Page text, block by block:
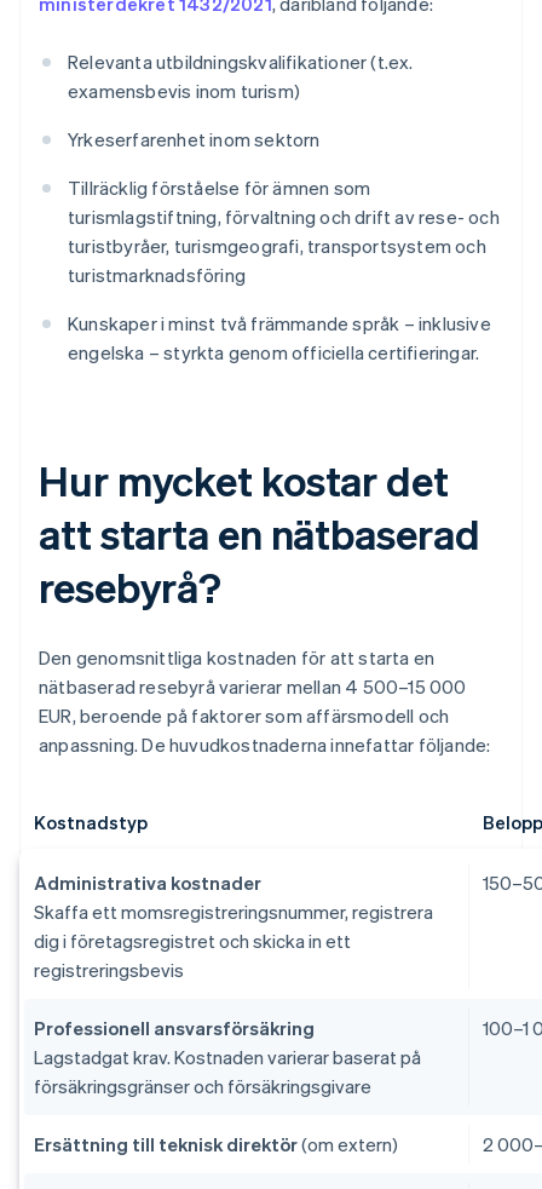
Relevanta utbildningskvalifikationer (t.ex.
examensbevis inom turism)
Yrkeserfarenhet inom sektorn
Tillräcklig förståelse för ämnen som
turismlagstiftning, förvaltning och drift av rese- och
turistbyråer, turismgeografi, transportsystem och
turistmarknadsföring
Kunskaper i minst två främmande språk – inklusive
engelska – styrkta genom officiella certifieringar.
Hur mycket kostar det
att starta en nätbaserad
resebyrå?
Den genomsnittliga kostnaden för att starta en
nätbaserad resebyrå varierar mellan 4 500–15 000
EUR, beroende på faktorer som affärsmodell och
anpassning. De huvudkostnaderna innefattar följande:
Kostnadstyp
Administrativa kostnader
Skaffa ett momsregistreringsnummer, registrera
dig i företagsregistret och skicka in ett
registreringsbevis
Professionell ansvarsförsäkring
Lagstadgat krav. Kostnaden varierar baserat på
försäkringsgränser och försäkringsgivare
100–1
Ersättning till teknisk direktör(om extern) 2